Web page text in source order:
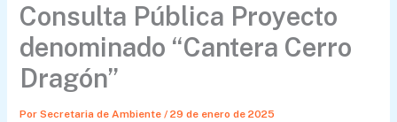
Consulta Pública Proyecto
denominado “Cantera Cerro
Dragón”
PorSecretaria de Ambiente/29 de enero de 2025